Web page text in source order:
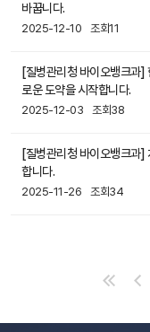
바꿉니다.
2025-12-10 조회11
[질병관리청 바이오뱅크
로운 도약을 시작합니다.
2025-12-03 조회38
[질병관리청 바이오뱅크과]
합니다.
2025-11-26 조회34